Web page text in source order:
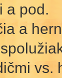
a pod.
a
vs.